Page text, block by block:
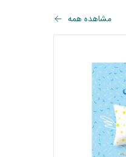
مشاهده همه